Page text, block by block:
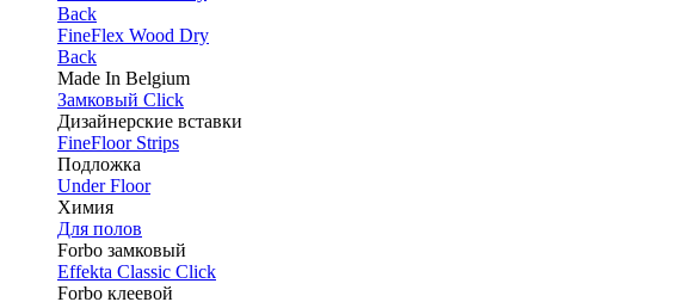
Back
FineFlex Wood Dry
Back
Made In Belgium
Замковый Click
Дизайнерские вставки
FineFloor Strips
Подложка
Under Floor
Химия
Для полов
Forbo замковый
Effekta Classic Click
Forbo клеевой